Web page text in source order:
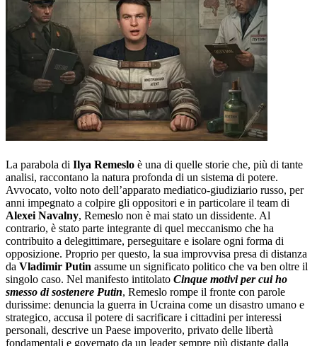
La parabola di Ilya Remeslo è una di quelle storie che, più di tante
analisi, raccontano la natura profonda di un sistema di potere.
Avvocato, volto noto dell’apparato mediatico-giudiziario russo, per
anni impegnato a colpire gli oppositori e in particolare il team di
Alexei Navalny, Remeslo non è mai stato un dissidente. Al
contrario, è stato parte integrante di quel meccanismo che ha
contribuito a delegittimare, perseguitare e isolare ogni forma di
opposizione. Proprio per questo, la sua improvvisa presa di distanza
da Vladimir Putin assume un significato politico che va ben oltre il
singolo caso. Nel manifesto intitolato Cinque motivi per cui ho
smesso di sostenere Putin, Remeslo rompe il fronte con parole
durissime: denuncia la guerra in Ucraina come un disastro umano e
strategico, accusa il potere di sacrificare i cittadini per interessi
personali, descrive un Paese impoverito, privato delle libertà
fondamentali e governato da un leader sempre più distante dalla